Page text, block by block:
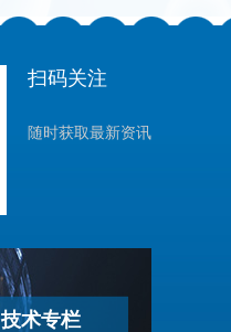
扫码关注
随时获取最新资讯
技术专栏